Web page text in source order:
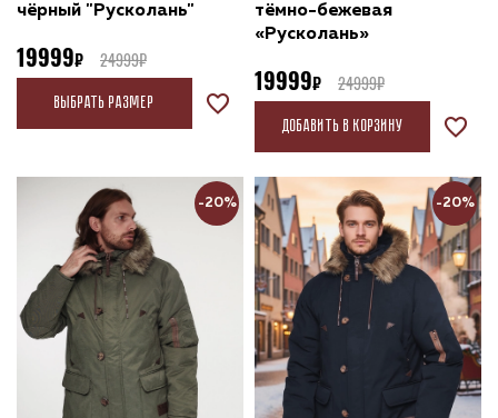
чёрный "Русколань"
19999 24999
Выбрать размер
тёмно-бежевая
«Русколань»
19999 24999
Добавить в корзину
-20% -20%